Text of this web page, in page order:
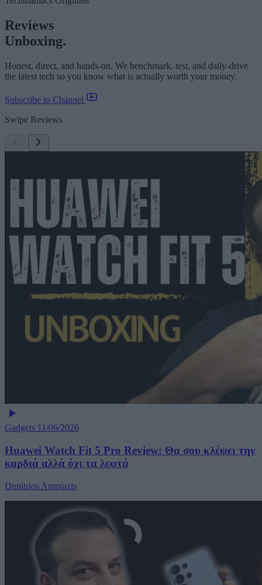
Reviews
Unboxing.
Honest, direct, and hands-on. We benchmark, test, and daily-drive
the latest tech so you know what is actually worth your money.
Subscribe to Channel
Swipe Reviews
Gadgets 11/06/2026
Huawei Watch Fit 5 Pro Review: Θα σου κλέψει την
καρδιά αλλά όχι τα λεφτά
Dimitrios Amprazis